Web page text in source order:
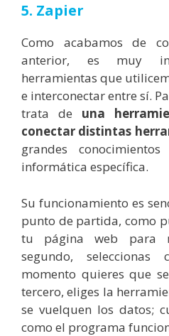
5. Zapier
Como acabamos de
anterior, es muy
herramientas que
e interconectar entre sí.
trata de una
conectar distintas
grandes
informática específica.
Su funcionamiento es
punto de partida, como
tu página web para
segundo,
momento quieres que
tercero, eliges la
se vuelquen los datos;
como el programa